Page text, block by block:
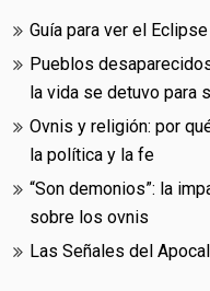
Guía para ver el
Pueblos
la vida se detuvo para
Ovnis y religión: por
la política y la fe
“Son demonios”: la
sobre los ovnis
Las Señales del